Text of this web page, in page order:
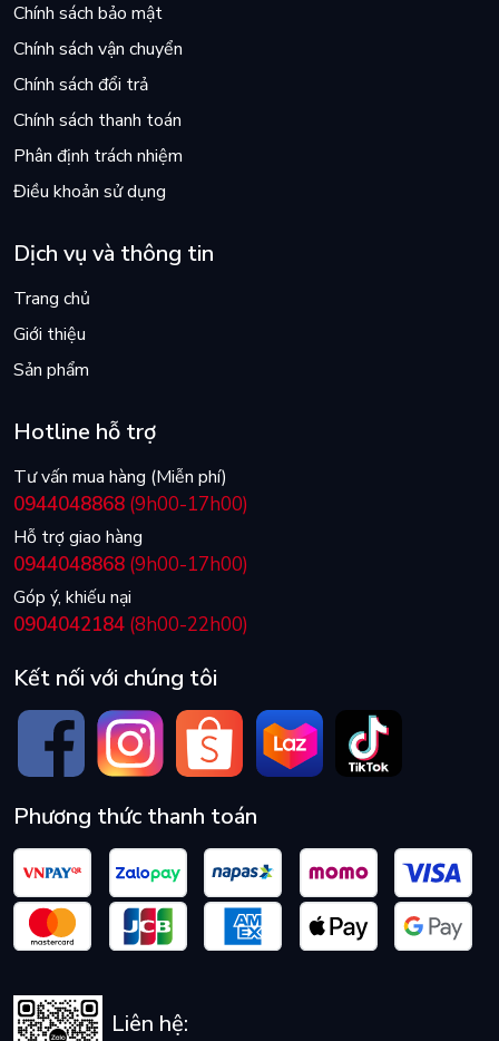
Chính sách bảo mật
Chính sách vận chuyển
Chính sách đổi trả
Chính sách thanh toán
Phân định trách nhiệm
Điều khoản sử dụng
Dịch vụ và thông tin
Trang chủ
Giới thiệu
Sản phẩm
Hotline hỗ trợ
Tư vấn mua hàng (Miễn phí)
0944048868 (9h00-17h00)
Hỗ trợ giao hàng
0944048868 (9h00-17h00)
Góp ý, khiếu nại
0904042184 (8h00-22h00)
Kết nối với chúng tôi
Phương thức thanh toán
Liên hệ: